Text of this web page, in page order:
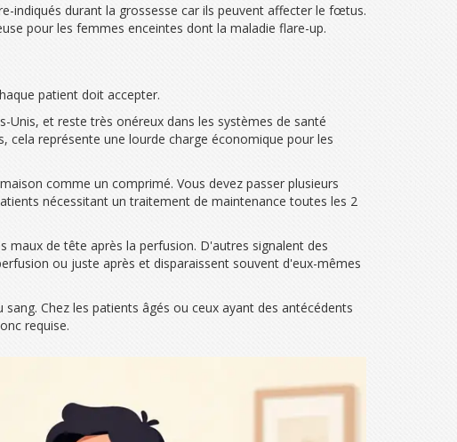
durant la grossesse car ils peuvent affecter le fœtus.
pour les femmes enceintes dont la maladie flare-up.
patient doit accepter.
et reste très onéreux dans les systèmes de santé
cela représente une lourde charge économique pour les
comme un comprimé. Vous devez passer plusieurs
nécessitant un traitement de maintenance toutes les 2
maux de tête après la perfusion. D'autres signalent des
ou juste après et disparaissent souvent d'eux-mêmes
Chez les patients âgés ou ceux ayant des antécédents
requise.